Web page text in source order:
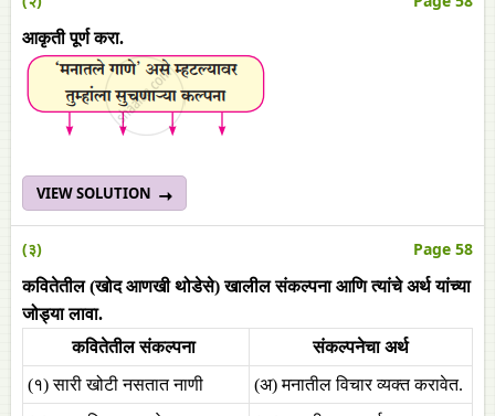
आकृती पूर्ण करा.
VIEW SOLUTION
(३) Page 58
कवितेतील (खोद आणखी थोडेसे) खालील संकल्पना आणि त्यांचे अर्थ यांच्या
जोड्या लावा.
कवितेतील संकल्पना
संकल्पनेचा अर्थ
(१) सारी खोटी नसतात नाणी
(अ) मनातील विचार व्यक्त करावेत.